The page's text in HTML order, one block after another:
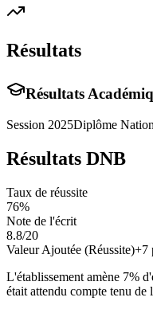
Résultats
Résultats
Session 2025Diplôme
Résultats DNB
Taux de réussite
76%
Note de l'écrit
8.8/20
Valeur Ajoutée (Réussite)+7
L'établissement amène 7%
était attendu compte tenu